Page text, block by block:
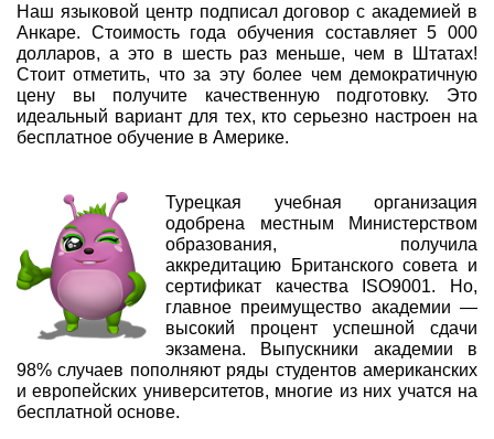
Наш языковой центр подписал договор с академией в
Анкаре. Стоимость года обучения составляет 5 000
долларов, а это в шесть раз меньше, чем в Штатах!
Стоит отметить, что за эту более чем демократичную
цену вы получите качественную подготовку. Это
идеальный вариант для тех, кто серьезно настроен на
бесплатное обучение в Америке.
Турецкая учебная организация
одобрена местным Министерством
образования, получила
аккредитацию Британского совета и
сертификат качества ISO9001. Но,
главное преимущество академии —
высокий процент успешной сдачи
экзамена. Выпускники академии в
98% случаев пополняют ряды студентов американских
и европейских университетов, многие из них учатся на
бесплатной основе.